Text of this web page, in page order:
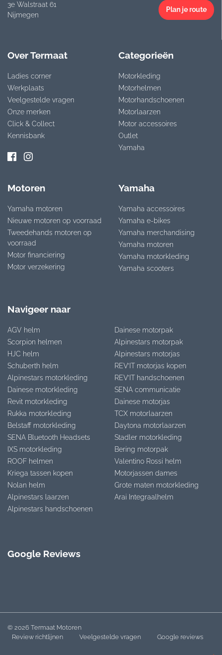
3e Walstraat 61
Nijmegen
Plan je route
Over Termaat
Ladies corner
Werkplaats
Veelgestelde vragen
Onze merken
Click & Collect
Kennisbank
Categorieën
Motorkleding
Motorhelmen
Motorhandschoenen
Motorlaarzen
Motor accessoires
Outlet
Yamaha
Motoren
Yamaha motoren
Nieuwe motoren op voorraad
Tweedehands motoren op
voorraad
Motor financiering
Motor verzekering
Yamaha
Yamaha accessoires
Yamaha e-bikes
Yamaha merchandising
Yamaha motoren
Yamaha motorkleding
Yamaha scooters
Navigeer naar
AGV helm
Scorpion helmen
HJC helm
Schuberth helm
Alpinestars motorkleding
Dainese motorkleding
Revit motorkleding
Rukka motorkleding
Belstaff motorkleding
SENA Bluetooth Headsets
IXS motorkleding
ROOF helmen
Kriega tassen kopen
Nolan helm
Alpinestars laarzen
Alpinestars handschoenen
Dainese motorpak
Alpinestars motorpak
Alpinestars motorjas
REV’IT motorjas kopen
REV’IT handschoenen
SENA communicatie
Dainese motorjas
TCX motorlaarzen
Daytona motorlaarzen
Stadler motorkleding
Bering motorpak
Valentino Rossi helm
Motorjassen dames
Grote maten motorkleding
Arai Integraalhelm
Google Reviews
© 2026 Termaat Motoren
Review richtlijnen
Veelgestelde vragen Google reviews